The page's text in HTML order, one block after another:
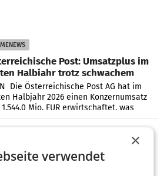
Post: Umsatzplus im
Halbjahr trotz schwachem
Die Österreichische Post AG hat im
Halbjahr 2026 einen Konzernumsatz
Mio. EUR erwirtschaftet, was
Plus von 3,8 Prozent gegenüber dem
spart und macht
viel Gewinn
MAILAND/AMSTERDAM. Der
×
verwendet